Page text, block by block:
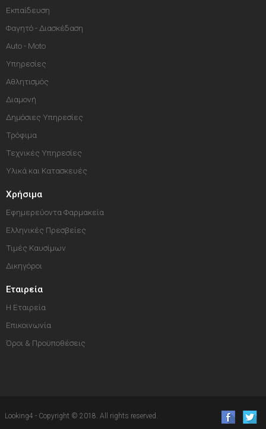
Εκπαίδευση
Φαγητό - Διασκέδαση
Auto - Moto
Υπηρεσίες
Αθλητισμός
Διαμονή
Δημόσιες Υπηρεσίες
Τρόφιμα
Τεχνικές Υπηρεσίες
Υλικά και Κατασκευές
Χρήσιμα
Εφημερεύοντα Φαρμακεία
Ελληνικές Πρεσβείες
Τιμές Καυσίμων
Δικηγόροι
Εταιρεία
Η Εταιρεία
Επικοινωνία
Όροι & Προϋποθέσεις
Looking4 - Copyright © 2018. All rights reserved.